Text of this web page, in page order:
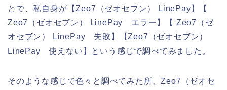
とで、私自身が【Zeo7（ゼオセブン） LinePay】【
Zeo7（ゼオセブン） LinePay エラー】【 Zeo7（ゼ
オセブン） LinePay 失敗】【Zeo7（ゼオセブン）
LinePay 使えない】という感じで調べてみました。
そのような感じで色々と調べてみた所、Zeo7（ゼオセ